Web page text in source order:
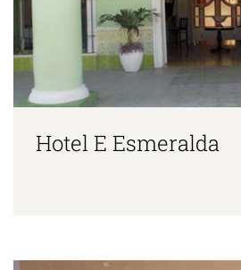
Hotel E Esmeralda